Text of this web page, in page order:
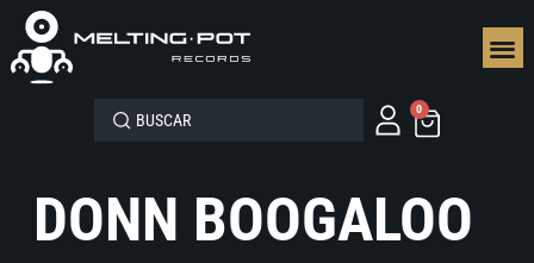
0
DONN BOOGALOO